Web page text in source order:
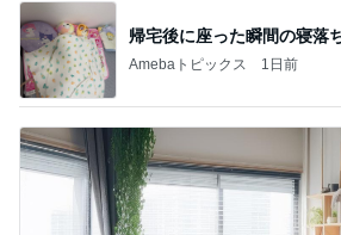
帰宅後に座った瞬間の寝落
Amebaトピックス 1日前